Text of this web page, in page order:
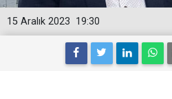
19:30
15 Aralık 2023